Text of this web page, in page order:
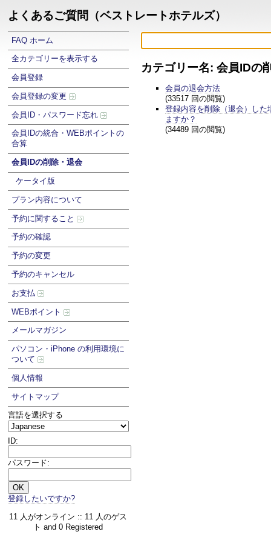
よくあるご質問（ベストレートホテルズ）
FAQ ホーム
全カテゴリーを表示する
会員登録
会員登録の変更
会員ID・パスワード忘れ
会員IDの統合・WEBポイントの
合算
会員IDの削除・退会
ケータイ版
プラン内容について
予約に関すること
予約の確認
予約の変更
予約のキャンセル
お支払
WEBポイント
メールマガジン
パソコン・iPhone の利用環境に
ついて
個人情報
サイトマップ
言語を選択する
ID:
パスワード:
登録したいですか?
11 人がオンライン :: 11 人のゲス
ト and 0 Registered
カテゴリー名: 会員IDの
会員の退会方法
(33517 回の閲覧)
登録内容を削除（退会）し
ますか？
(34489 回の閲覧)